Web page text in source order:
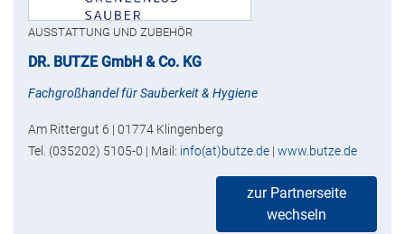
AUSSTATTUNG UND ZUBEHÖR
DR. BUTZE GmbH & Co. KG
Fachgroßhandel für Sauberkeit & Hygiene
Am Rittergut 6 | 01774 Klingenberg
Tel. (035202) 5105-0 | Mail: info(at)butze.de | www.butze.de
zur Partnerseite
wechseln